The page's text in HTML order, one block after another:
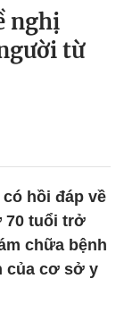
nghị
từ
hồi đáp về
70 tuổi trở
chữa bệnh
của cơ sở y